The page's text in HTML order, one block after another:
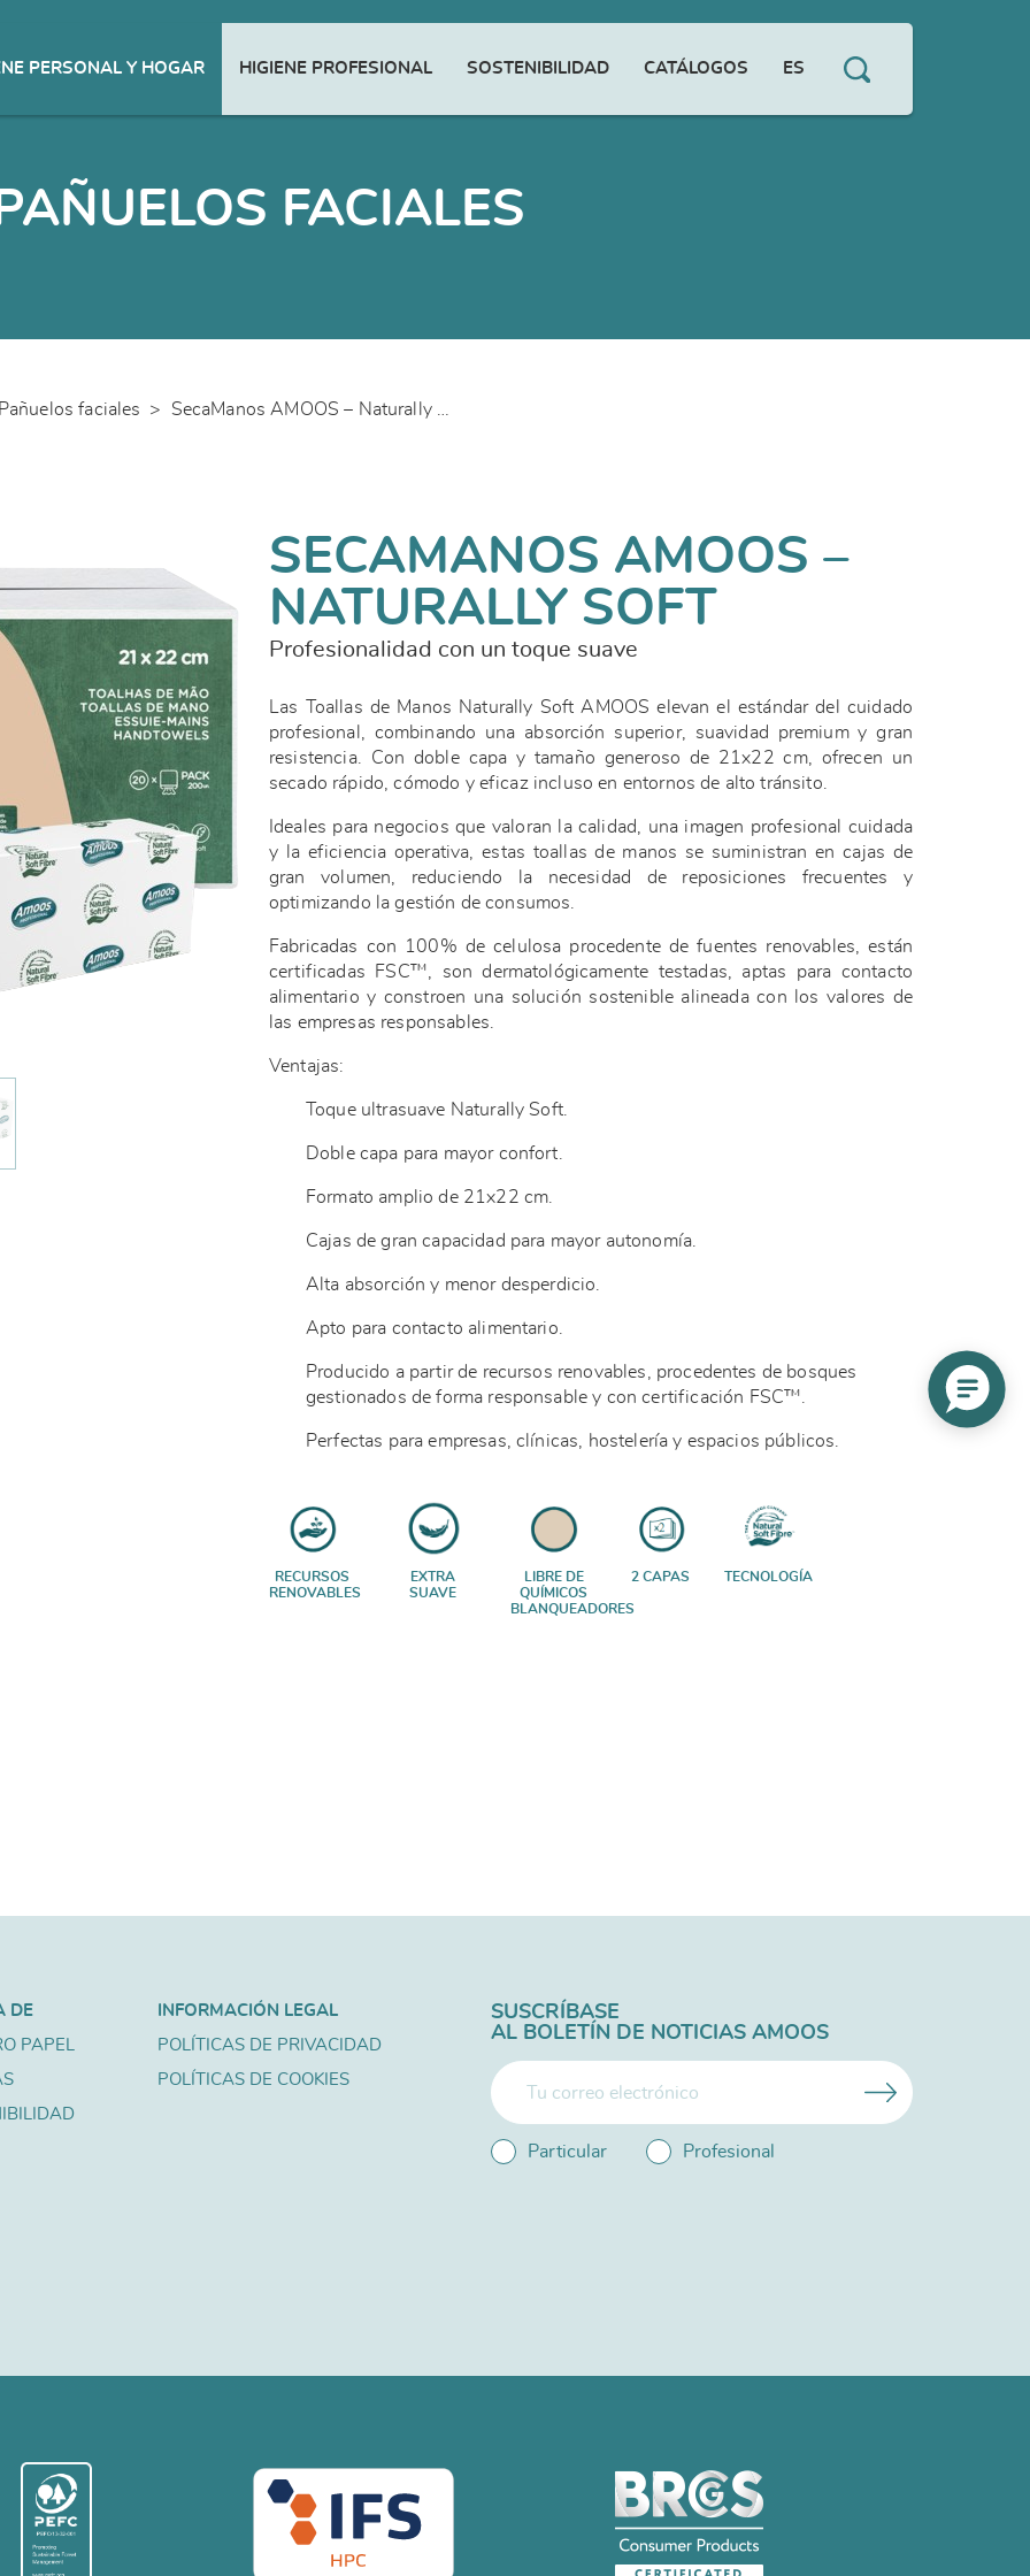
PERSONAL Y HOGAR HIGIENE PROFESIONAL SOSTENIBILIDAD CATÁLOGOS ES
FACIALES
Pañuelos faciales >
SECAMANOS AMOOS –
NATURALLY SOFT
Profesionalidad con un toque suave
Las Toallas de Manos Naturally Soft AMOOS elevan el estándar del cuidado
profesional, combinando una absorción superior, suavidad premium y gran
resistencia. Con doble capa y tamaño generoso de 21x22 cm, ofrecen un
secado rápido, cómodo y eficaz incluso en entornos de alto tránsito.
Ideales para negocios que valoran la calidad, una imagen profesional cuidada
y la eficiencia operativa, estas toallas de manos se suministran en cajas de
gran volumen, reduciendo la necesidad de reposiciones frecuentes y
optimizando la gestión de consumos.
Fabricadas con 100% de celulosa procedente de fuentes renovables, están
certificadas FSC™, son dermatológicamente testadas, aptas para contacto
alimentario y constroen una solución sostenible alineada con los valores de
las empresas responsables.
Ventajas:
Toque ultrasuave Naturally Soft.
Doble capa para mayor confort.
Formato amplio de 21x22 cm.
Cajas de gran capacidad para mayor autonomía.
Alta absorción y menor desperdicio.
Apto para contacto alimentario.
Producido a partir de recursos renovables, procedentes de bosques
gestionados de forma responsable y con certificación FSC™.
Perfectas para empresas, clínicas, hostelería y espacios públicos.
RECURSOS
RENOVABLES
EXTRA
SUAVE
LIBRE DE
QUÍMICOS
BLANQUEADORES
2 CAPAS TECNOLOGÍA
DE
PAPEL
INFORMACIÓN LEGAL
POLÍTICAS DE PRIVACIDAD
POLÍTICAS DE COOKIES
SUSCRÍBASE
AL BOLETÍN DE NOTICIAS AMOOS
Particular Profesional